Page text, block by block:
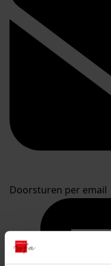
Doorsturen per email